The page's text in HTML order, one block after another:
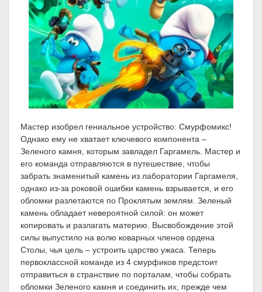
Мастер изобрел гениальное устройство: Смурфомикс!
Однако ему не хватает ключевого компонента –
Зеленого камня, которым завладел Гаргамель. Мастер и
его команда отправляются в путешествие, чтобы
забрать знаменитый камень из лаборатории Гаргамеля,
однако из-за роковой ошибки камень взрывается, и его
обломки разлетаются по Проклятым землям. Зеленый
камень обладает невероятной силой: он может
копировать и разлагать материю. Высвобождение этой
силы выпустило на волю коварных членов ордена
Столы, чья цель – устроить царство ужаса. Теперь
первоклассной команде из 4 смурфиков предстоит
отправиться в странствие по порталам, чтобы собрать
обломки Зеленого камня и соединить их, прежде чем